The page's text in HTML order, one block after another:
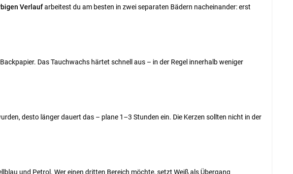
Verlaufarbeitest du am besten in zwei separaten Bädern nacheinander: erst
Das Tauchwachs härtet schnell aus – in der Regel innerhalb weniger
desto länger dauert das – plane 1–3 Stunden ein. Die Kerzen sollten nicht in der
und Petrol. Wer einen dritten Bereich möchte, setzt Weiß als Übergang